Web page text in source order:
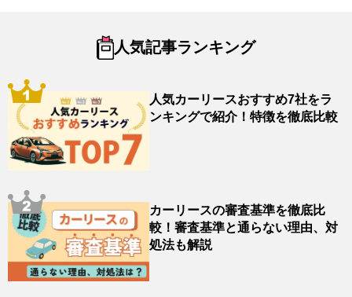
人気記事ランキング
人気カーリースおすすめ7社をラ
ンキングで紹介！特徴を徹底比較
カーリースの審査基準を徹底比
較！審査基準と通らない理由、対
処法も解説